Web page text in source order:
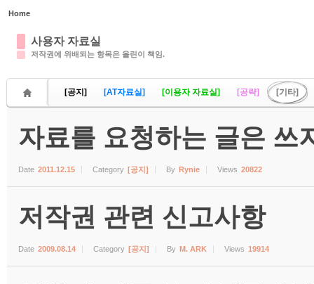
Home
사용자 자료실
저작권에 위배되는 항목은 올린이 책임.
[공지] [AT자료실] [이용자 자료실] [공략] [기타]
자료를 요청하는 글은 쓰
Date 2011.12.15 Category [공지] By Rynie Views 20822
저작권 관련 신고사항
Date 2009.08.14 Category [공지] By M. ARK Views 19914
Sketchbook5, 스케치북5
Sketchbook5, 스케치북5